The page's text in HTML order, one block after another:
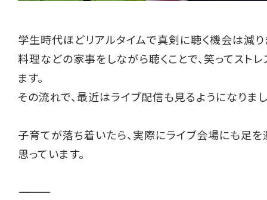
学生時代ほどリアルタイムで真剣に聴く機会は減り
料理などの家事をしながら聴くことで、笑ってスト
ます。
その流れで、最近はライブ配信も見るようになりまし
子育てが落ち着いたら、実際にライブ会場にも足
思っています。
――――――――――